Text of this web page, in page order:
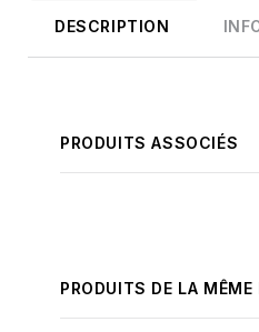
DESCRIPTION
PRODUITS ASSOCIÉS
PRODUITS DE LA MÊME